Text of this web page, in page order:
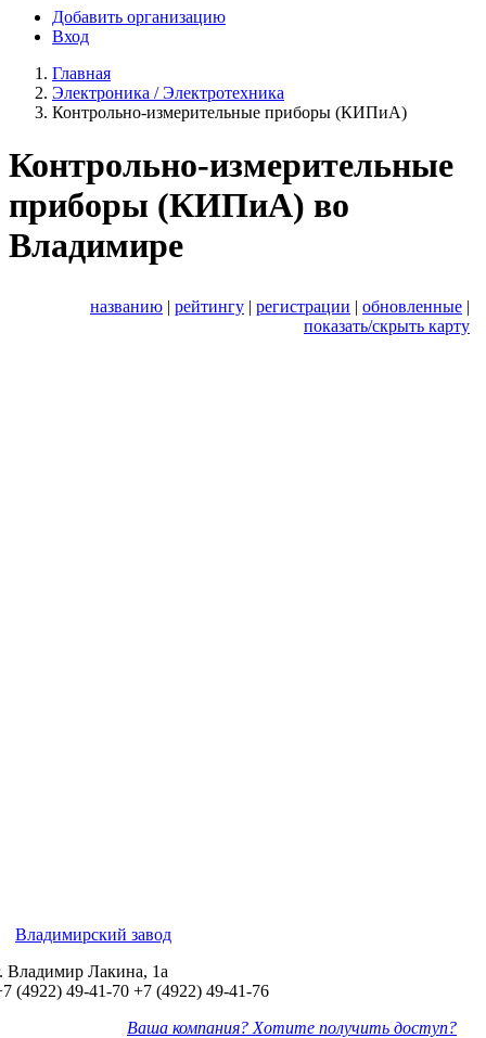
Добавить организацию
Вход
Главная
Электроника / Электротехника
Контрольно-измерительные приборы (КИПиА)
Контрольно-измерительные
приборы (КИПиА) во
Владимире
названию | рейтингу | регистрации | обновленные |
показать/скрыть карту
Владимирский завод
Владимир Лакина, 1а
(4922) 49-41-70 +7 (4922) 49-41-76
Ваша компания? Хотите получить доступ?